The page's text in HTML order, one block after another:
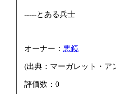
-----とある兵士
オーナー： 悪鏡
(出典：マーガレット・ア
評価数：0